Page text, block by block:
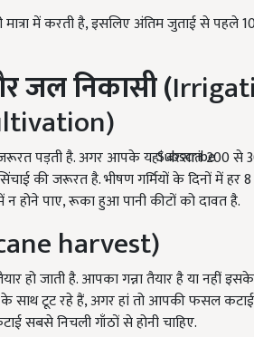
Subscribe
में करती है, इसलिए अंतिम जुताई से पहले
जल निकासी (
पड़ती है. अगर आपके यहां बरसात 200 से
की जरूरत है. भीषण गर्मियों के दिनों में हर
न होने पाए, रूका हुआ पानी कीटों को दावत है.
harvest)
जाती है. आपका गन्ना तैयार है या नहीं
साथ टूट रहे हैं, अगर हां तो आपकी फसल
निचली गाँठों से होनी चाहिए.